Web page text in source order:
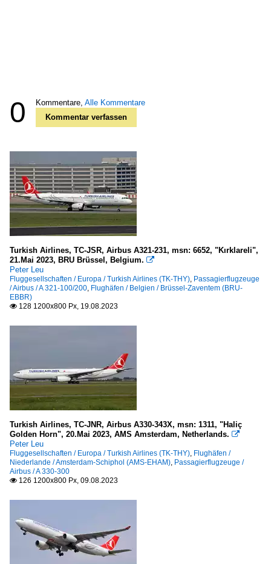
0 Kommentare, Alle Kommentare
Kommentar verfassen
Turkish Airlines, TC-JSR, Airbus A321-231, msn: 6652, "Kırklareli",
21.Mai 2023, BRU Brüssel, Belgium. 
Peter Leu
Fluggesellschaften / Europa / Turkish Airlines (TK-THY), Passagierflugzeuge
/ Airbus / A 321-100/200, Flughäfen / Belgien / Brüssel-Zaventem (BRU-
EBBR)
 128 1200x800 Px, 19.08.2023
Turkish Airlines, TC-JNR, Airbus A330-343X, msn: 1311, "Haliç
Golden Horn", 20.Mai 2023, AMS Amsterdam, Netherlands. 
Peter Leu
Fluggesellschaften / Europa / Turkish Airlines (TK-THY), Flughäfen /
Niederlande / Amsterdam-Schiphol (AMS-EHAM), Passagierflugzeuge /
Airbus / A 330-300
 126 1200x800 Px, 09.08.2023